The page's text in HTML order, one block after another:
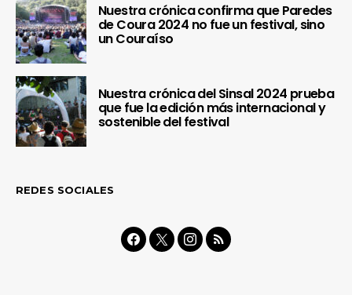
Nuestra crónica confirma que Paredes
de Coura 2024 no fue un festival, sino
un Couraíso
Nuestra crónica del Sinsal 2024 prueba
que fue la edición más internacional y
sostenible del festival
REDES SOCIALES